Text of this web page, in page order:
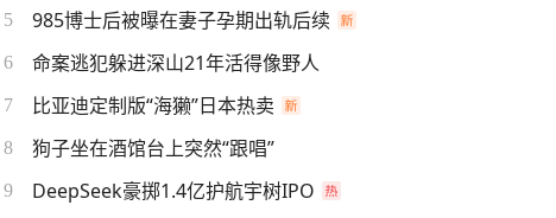
5 985博士后被曝在妻子孕期出轨后续
6 命案逃犯躲进深山21年活得像野人
7 比亚迪定制版“海獭”日本热卖
8 狗子坐在酒馆台上突然“跟唱”
9 DeepSeek豪掷1.4亿护航宇树IPO